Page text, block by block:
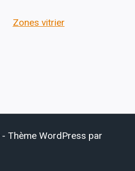
Zones vitrier
Thème WordPress par